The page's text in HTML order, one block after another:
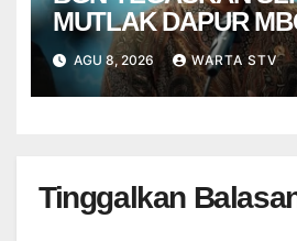
MUTLAK DAPUR
AGU 8, 2026 WARTA STV
Tinggalkan